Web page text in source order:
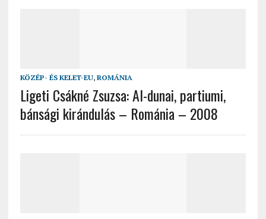
KÖZÉP- ÉS KELET-EU, ROMÁNIA
Ligeti Csákné Zsuzsa: Al-dunai, partiumi,
bánsági kirándulás – Románia – 2008